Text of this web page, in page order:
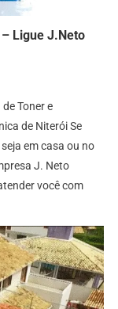
– Ligue J.Neto
Toner e
de Niterói Se
em casa ou no
J. Neto
você com